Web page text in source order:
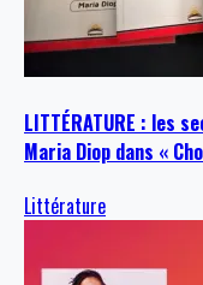
LITTÉRATURE : les
Maria Diop dans «
Littérature